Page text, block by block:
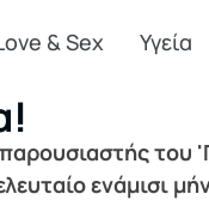
& Sex Υγεία
του